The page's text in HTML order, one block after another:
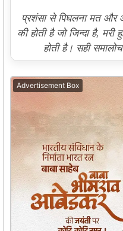
प्रशंसा से पिघलना मत और
की होती है जो जिन्दा है, मरी
होती है। सही
Advertisement Box